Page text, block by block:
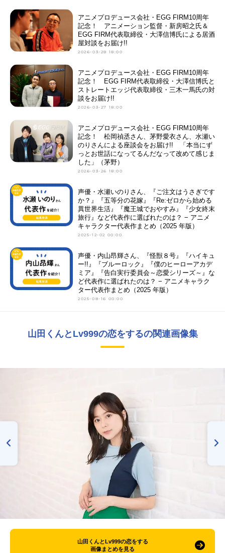
アニメプロデュース会社・EGG FIRM10周年
記念！ アニメーション監督・新房昭之氏＆
EGG FIRM代表取締役・大澤信博氏による居酒
屋対談をお届け!!
2026-03-28 18:00
アニメプロデュース会社・EGG FIRM10周年
記念！ EGG FIRM代表取締役・大澤信博氏と
ストレートエッジ代表取締役・三木一馬氏の対
談をお届け!!
2026-03-27 18:00
アニメプロデュース会社・EGG FIRM10周年
記念！ 松岡禎丞さん、茅野愛衣さん、水瀬い
のりさんによる座談会をお届け!! 「本当にず
っとお世話になってるんだなって改めて感じま
した」（茅野）
2026-03-26 18:00
声優・水瀬いのりさん、『ご注文はうさぎです
か？』『五等分の花嫁』『Re:ゼロから始める
異世界生活』『魔王城でおやすみ』『少女終末
旅行』など代表作に選ばれたのは？ − アニメ
キャラクター代表作まとめ（2025 年版）
2025-12-02 00:00
声優・内山昂輝さん、『怪獣８号』『ハイキュ
ー!!』『ブルーロック』『僕のヒーローアカデ
ミア』『告白実行委員会～恋愛シリーズ～』な
ど代表作に選ばれたのは？ − アニメキャラク
ター代表作まとめ（2025 年版）
2025-08-16 00:00
山田くんとLv999の恋をするの関連画像集
山田くんとLv999の恋をする
画像まとめを見る